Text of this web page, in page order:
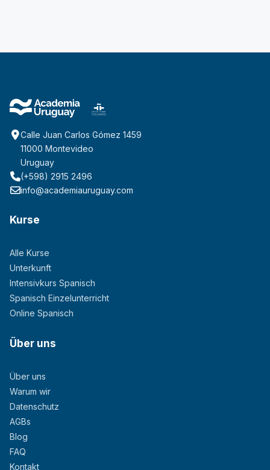
Calle Juan Carlos Gómez 1459
11000 Montevideo
Uruguay
(+598) 2915 2496
info@academiauruguay.com
Kurse
Alle Kurse
Unterkunft
Intensivkurs Spanisch
Spanisch Einzelunterricht
Online Spanisch
Über uns
Über uns
Warum wir
Datenschutz
AGBs
Blog
FAQ
Kontakt